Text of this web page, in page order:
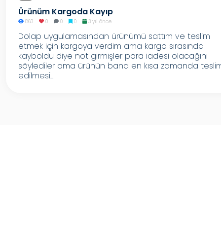
Ürünüm Kargoda Kayıp
863 0 0 0 3 yıl önce
Dolap uygulamasından ürünümü sattım ve teslim
etmek için kargoya verdim ama kargo sırasında
kayboldu diye not girmişler para iadesi olacağını
söylediler ama ürünün bana en kısa zamanda
edilmesi...